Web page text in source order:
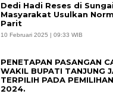
Dedi Hadi Reses di
Masyarakat Usulkan
Parit
10 Februari 2025 | 09:33 WIB
PENETAPAN PASANGAN
WAKIL BUPATI TANJUNG
TERPILIH PADA
2024.